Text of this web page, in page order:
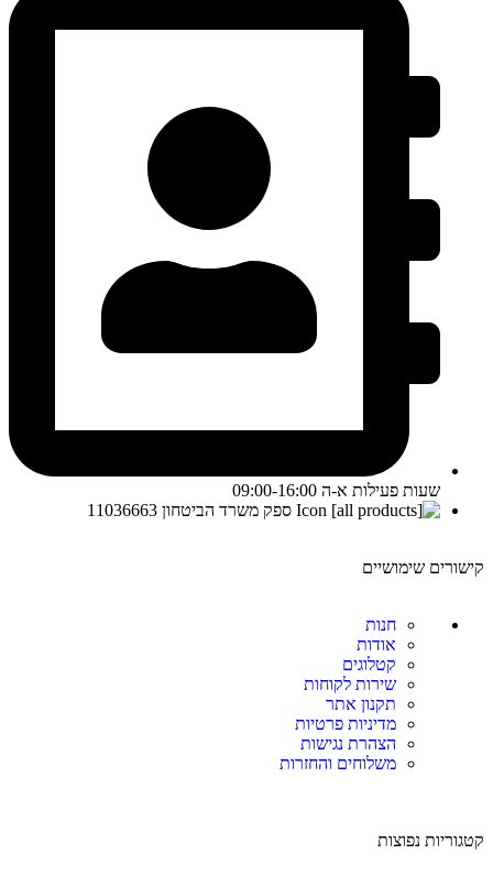
שעות פעילות א-ה 09:00-16:00
ספק משרד הביטחון 11036663
קישורים שימושיים
חנות
אודות
קטלוגים
שירות לקוחות
תקנון אתר
מדיניות פרטיות
הצהרת נגישות
משלוחים והחזרות
קטגוריות נפוצות